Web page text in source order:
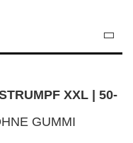
XXL | 50-
GUMMI